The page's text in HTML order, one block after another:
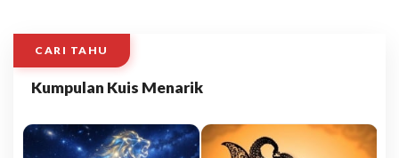
CARI TAHU
Kumpulan Kuis Menarik